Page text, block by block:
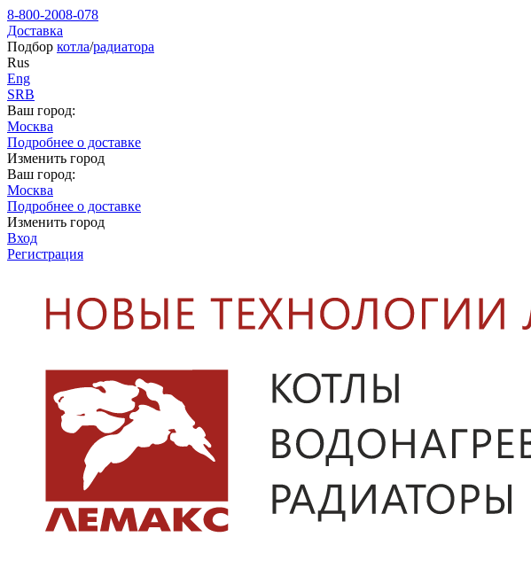
8-800-2008-078
Доставка
Подбор котла/радиатора
Rus
Eng
SRB
Ваш город:
Москва
Подробнее о доставке
Изменить город
Ваш город:
Москва
Подробнее о доставке
Изменить город
Вход
Регистрация